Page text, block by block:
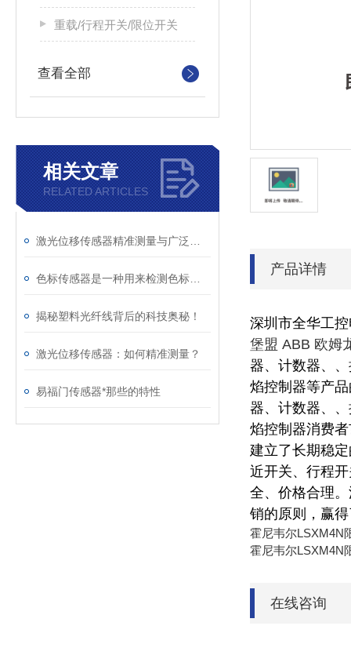
重载/行程开关/限位开关
查看全部
相关文章
RELATED ARTICLES
揭秘塑料光纤线背后的科技奥秘！
激光位移传感器：如何精准测量？
易福门传感器*那些的特性
产品详情
深圳市全华工
堡盟 ABB 欧姆
器、计数器、
焰控制器等产
器、计数器、
焰控制器消费
建立了长期稳
近开关、行程
全、价格合理
销的原则，赢
霍尼韦尔LSXM4N
霍尼韦尔LSXM4N
在线咨询